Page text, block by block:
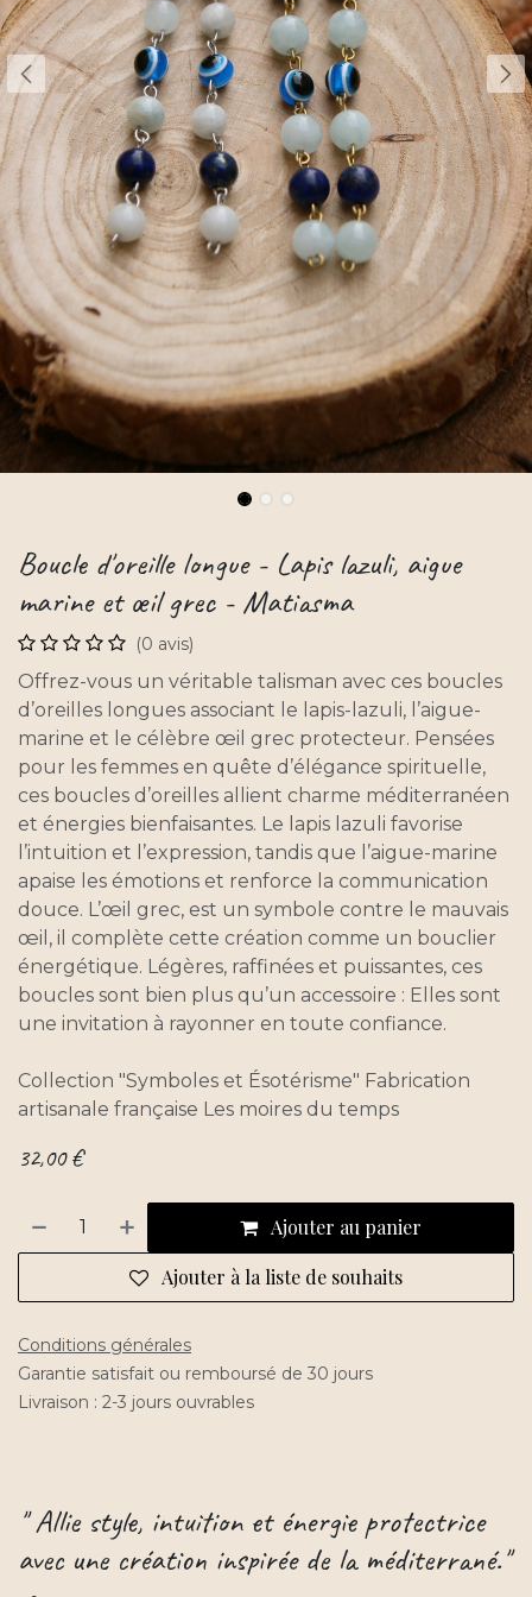
Boucle d'oreille longue - Lapis lazuli, aigue
marine et œil grec - Matiasma
(0 avis)
Offrez-vous un véritable talisman avec ces boucles
d’oreilles longues associant le lapis-lazuli, l’aigue-
marine et le célèbre œil grec protecteur. Pensées
pour les femmes en quête d’élégance spirituelle,
ces boucles d’oreilles allient charme méditerranéen
et énergies bienfaisantes. Le lapis lazuli favorise
l’intuition et l’expression, tandis que l’aigue-marine
apaise les émotions et renforce la communication
douce. L’œil grec, est un symbole contre le mauvais
œil, il complète cette création comme un bouclier
énergétique. Légères, raffinées et puissantes, ces
boucles sont bien plus qu’un accessoire : Elles sont
une invitation à rayonner en toute confiance.
Collection "Symboles et Ésotérisme" Fabrication
artisanale française Les moires du temps
32,00€
Ajouter au panier
Ajouter à la liste de souhaits
Conditions générales
Garantie satisfait ou remboursé de 30 jours
Livraison : 2-3 jours ouvrables
" Allie style, intuition et énergie protectrice
avec une création inspirée de la méditerrané."